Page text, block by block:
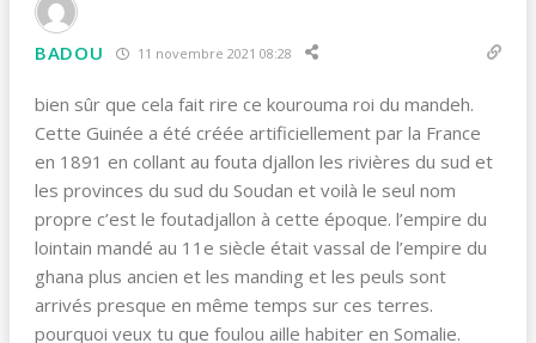
BADOU 11 novembre 2021 08:28
bien sûr que cela fait rire ce kourouma roi du mandeh.
Cette Guinée a été créée artificiellement par la France
en 1891 en collant au fouta djallon les rivières du sud et
les provinces du sud du Soudan et voilà le seul nom
propre c’est le foutadjallon à cette époque. l’empire du
lointain mandé au 11e siècle était vassal de l’empire du
ghana plus ancien et les manding et les peuls sont
arrivés presque en même temps sur ces terres.
pourquoi veux tu que foulou aille habiter en Somalie.